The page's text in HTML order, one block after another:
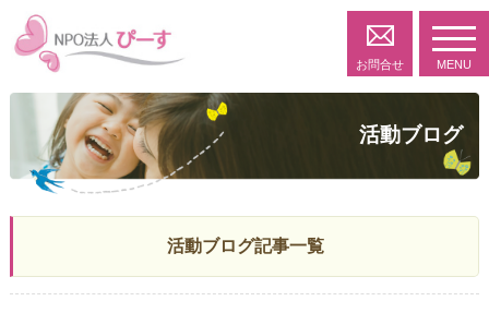
お問合せ MENU
活動ブログ
活動ブログ記事一覧